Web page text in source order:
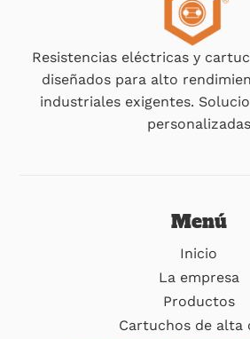
Resistencias eléctricas y
diseñados para alto
industriales exigentes.
personalizadas
Menú
Inicio
La empresa
Productos
Cartuchos de alta